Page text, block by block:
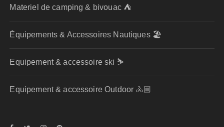
Materiel de camping & bivouac ⛺
Équipements & Accessoires Nautiques 🏖️
Equipement & accessoire ski ⛷️
Equipement & accessoire Outdoor 🚴🏼